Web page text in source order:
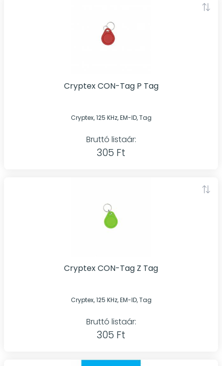
Cryptex CON-Tag P Tag
Cryptex, 125 KHz, EM-ID, Tag
Bruttó listaár:
305 Ft
Cryptex CON-Tag Z Tag
Cryptex, 125 KHz, EM-ID, Tag
Bruttó listaár:
305 Ft